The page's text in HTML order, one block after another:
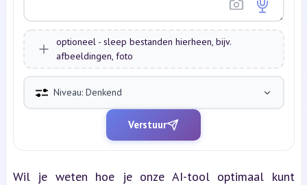
optioneel - sleep bestanden hierheen, bijv.
afbeeldingen, foto
Niveau: Denkend
Verstuur
Wil je weten hoe je onze AI-tool optimaal kunt